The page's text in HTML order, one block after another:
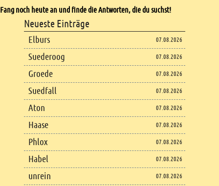
Fang noch heute an und finde die Antworten, die du suchst!
Footer content
Neueste Einträge
Elburs 07.08.2026
Suederoog 07.08.2026
Groede 07.08.2026
Suedfall 07.08.2026
Aton 07.08.2026
Haase 07.08.2026
Phlox 07.08.2026
Habel 07.08.2026
unrein 07.08.2026